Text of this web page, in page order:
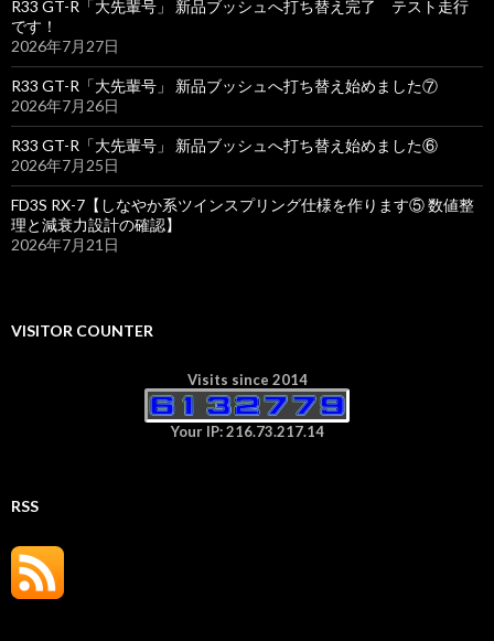
R33 GT-R「大先輩号」 新品ブッシュへ打ち替え完了 テスト走行
です！
2026年7月27日
R33 GT-R「大先輩号」 新品ブッシュへ打ち替え始めました⑦
2026年7月26日
R33 GT-R「大先輩号」 新品ブッシュへ打ち替え始めました⑥
2026年7月25日
FD3S RX-7【しなやか系ツインスプリング仕様を作ります⑤ 数値整
理と減衰力設計の確認】
2026年7月21日
VISITOR COUNTER
Visits since 2014
Your IP: 216.73.217.14
RSS